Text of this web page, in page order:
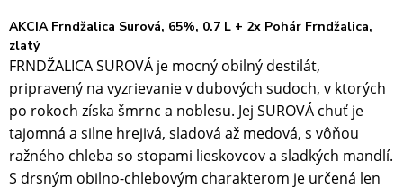
AKCIA Frndžalica Surová, 65%, 0.7 L + 2x Pohár Frndžalica,
zlatý
FRNDŽALICA SUROVÁ je mocný obilný destilát,
pripravený na vyzrievanie v dubových sudoch, v ktorých
po rokoch získa šmrnc a noblesu. Jej SUROVÁ chuť je
tajomná a silne hrejivá, sladová až medová, s vôňou
ražného chleba so stopami lieskovcov a sladkých mandlí.
S drsným obilno-chlebovým charakterom je určená len